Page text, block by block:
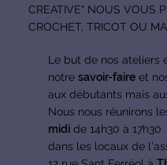
CREATIVE" NOUS VOUS
CROCHET, TRICOT OU
Le but de nos ateliers
notre savoir-faireet
aux débutants mais
Nous nous réunirons
midide 14h30 à 17h30
dans les locaux de